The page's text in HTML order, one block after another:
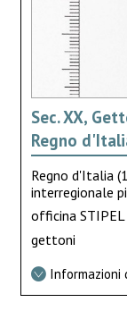
Sec. XX,
Regno
Regno d'Italia
interregionale
officina
gettoni
Informazioni